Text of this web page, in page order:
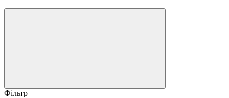
Фільтр